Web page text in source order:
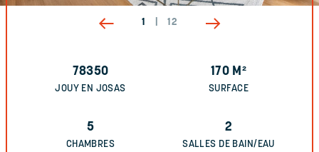
1 12
78350
JOUY EN JOSAS
170 M²
SURFACE
5
CHAMBRES
2
SALLES DE BAIN/EAU